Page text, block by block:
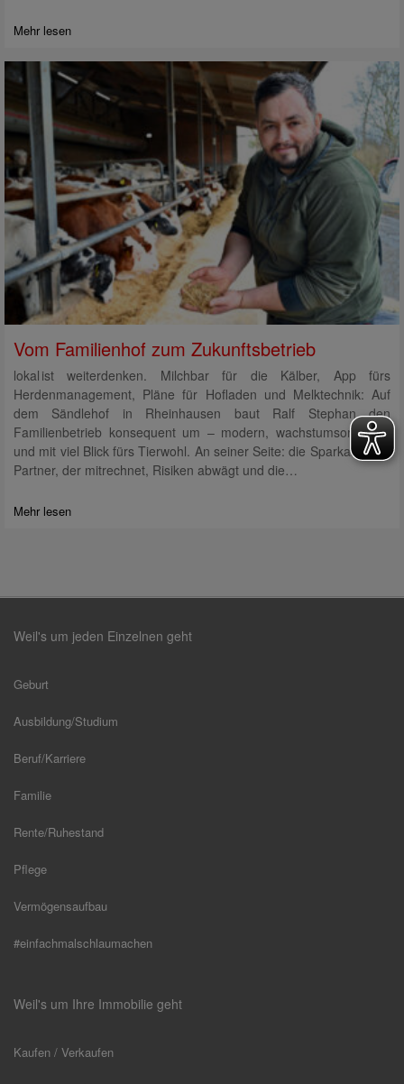
Mehr lesen
Vom Familienhof zum Zukunftsbetrieb
lokal ist weiterdenken. Milchbar für die Kälber, App fürs
Herdenmanagement, Pläne für Hofladen und Melktechnik: Auf
dem Sändlehof in Rheinhausen baut Ralf Stephan den
Familienbetrieb konsequent um – modern, wachstumsorientiert
und mit viel Blick fürs Tierwohl. An seiner Seite: die Sparkasse als
Partner, der mitrechnet, Risiken abwägt und die…
Mehr lesen
Weil's um jeden Einzelnen geht
Geburt
Ausbildung/Studium
Beruf/Karriere
Familie
Rente/Ruhestand
Pflege
Vermögensaufbau
#einfachmalschlaumachen
Weil's um Ihre Immobilie geht
Kaufen / Verkaufen